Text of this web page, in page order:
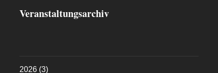
Veranstaltungsarchiv
2026 (3)